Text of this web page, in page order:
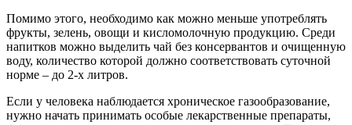
Помимо этого, необходимо как можно меньше употреблять
фрукты, зелень, овощи и кисломолочную продукцию. Среди
напитков можно выделить чай без консервантов и очищенную
воду, количество которой должно соответствовать суточной
норме – до 2-х литров.
Если у человека наблюдается хроническое газообразование,
нужно начать принимать особые лекарственные препараты,